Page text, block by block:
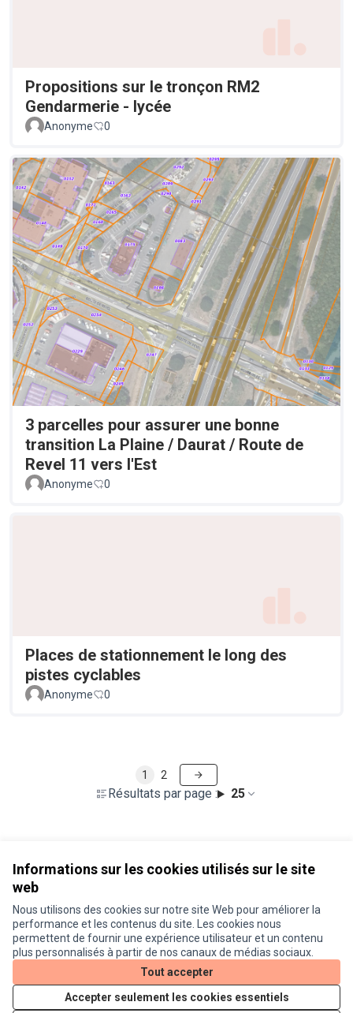
Informations sur les cookies utilisés sur le site
web
Nous utilisons des cookies sur notre site Web pour améliorer la
performance et les contenus du site. Les cookies nous
permettent de fournir une expérience utilisateur et un contenu
plus personnalisés à partir de nos canaux de médias sociaux.
Tout accepter
Accepter seulement les cookies essentiels
Propositions sur le tronçon RM2
Gendarmerie - lycée
Anonyme 0
3 parcelles pour assurer une bonne
transition La Plaine / Daurat / Route de
Revel 11 vers l'Est
Anonyme 0
Places de stationnement le long des
pistes cyclables
Anonyme 0
Résultats par page : 25
1 2
Conditions d'utilisation
Paramètres des cookies
Je participe ! sur X
(Lien externe)
Je participe ! sur Facebook
Je participe ! sur Instagram